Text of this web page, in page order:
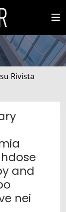
Rivista
and
nei